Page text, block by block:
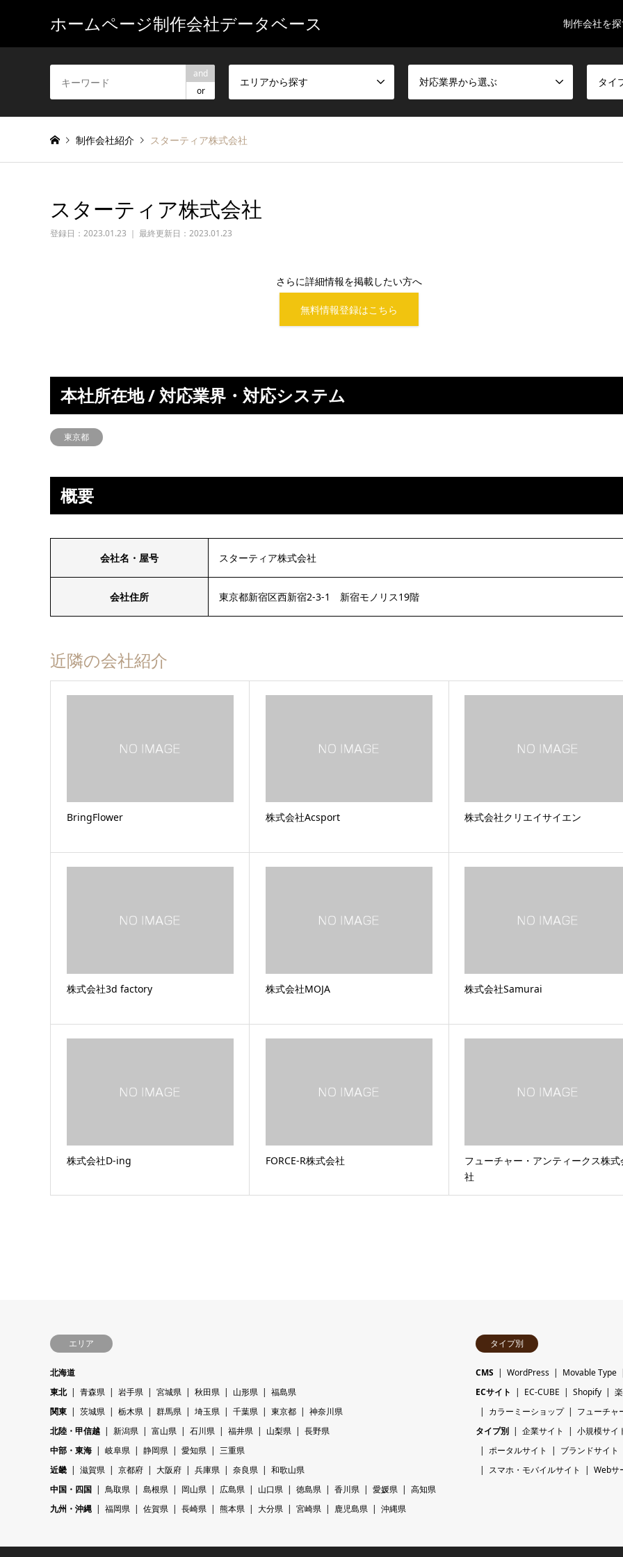
ホームページ制作会社データベース 制作会社を
and
or
エリアから探す 対応業界から選ぶ タイ
制作会社紹介 スターティア株式会社
スターティア株式会社
登録日： 2023.01.23 ｜ 最終更新日：2023.01.23
さらに詳細情報を掲載したい方へ
無料情報登録はこちら
本社所在地 / 対応業界・対応システム
東京都
概要
会社名・屋号 スターティア株式会社
会社住所 東京都新宿区西新宿2-3-1 新宿モノリス19階
近隣の会社紹介
BringFlower 株式会社Acsport 株式会社クリエイサイエン
株式会社3d factory 株式会社MOJA 株式会社Samurai
株式会社D-ing FORCE-R株式会社
フューチャー・アンティークス株式
社
エリア
北海道
東北
青森県 岩手県 宮城県 秋田県 山形県
福島県
関東
茨城県 栃木県 群馬県 埼玉県 千葉県 東京都
神奈川県
北陸・甲信越
新潟県 富山県 石川県 福井県 山梨県
長野県
中部・東海
岐阜県 静岡県 愛知県
三重県
近畿
滋賀県 京都府 大阪府 兵庫県 奈良県
和歌山県
中国・四国
鳥取県 島根県 岡山県 広島県 山口県 徳島県 香川県 愛媛県
高知県
九州・沖縄
福岡県 佐賀県 長崎県 熊本県 大分県 宮崎県 鹿児島県 沖縄県
タイプ別
CMS WordPress
Movable Type
ECサイト
EC-CUBE Shopify
カラーミーショップ
フューチャ
タイプ別
企業サイト
小規模サイ
ポータルサイト
ブランドサイト
スマホ・モバイルサイト
Webサ